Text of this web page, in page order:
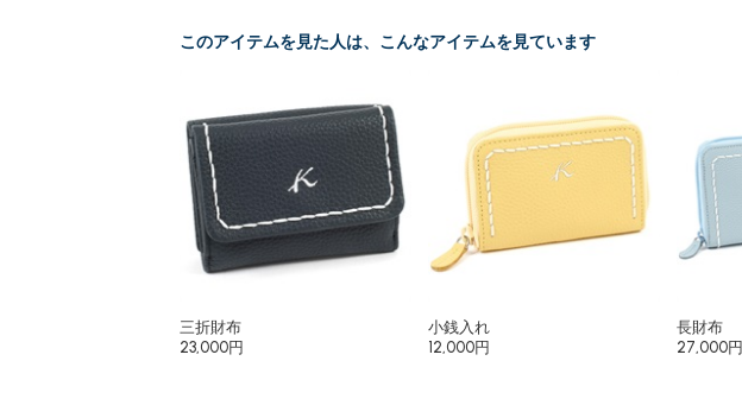
このアイテムを見た人は、こんなアイテムを見ています
三折財布
23,000円
小銭入れ
12,000円
長財布
27,000円